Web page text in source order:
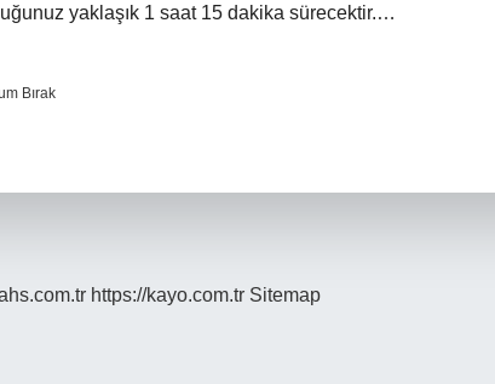
yaklaşık 1 saat 15 dakika sürecektir.…
Bırak
https://kayo.com.tr Sitemap